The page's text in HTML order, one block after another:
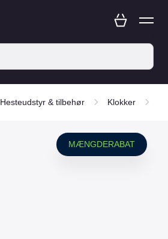
Hesteudstyr & tilbehør Klokker
MÆNGDERABAT